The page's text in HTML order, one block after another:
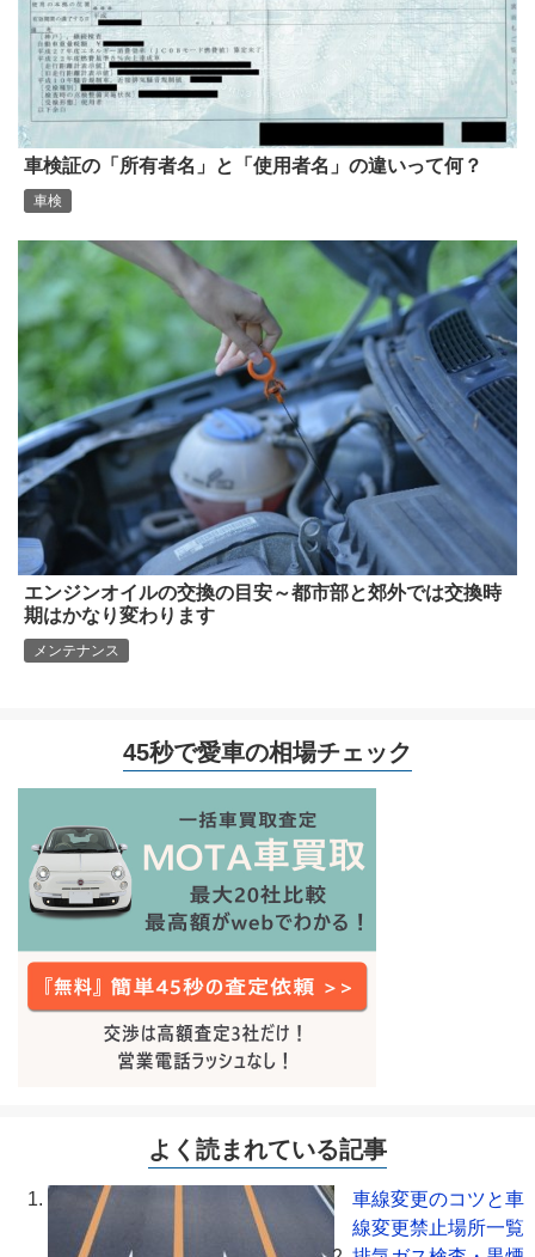
車検証の「所有者名」と「使用者名」の違いって何？
車検
エンジンオイルの交換の目安～都市部と郊外では交換時
期はかなり変わります
メンテナンス
45秒で愛車の相場チェック
よく読まれている記事
車線変更のコツと車
線変更禁止場所一覧